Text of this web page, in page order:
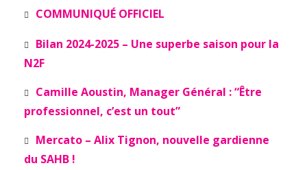
COMMUNIQUÉ OFFICIEL
Bilan 2024-2025 – Une superbe saison pour la
N2F
Camille Aoustin, Manager Général : “Être
professionnel, c’est un tout”
Mercato – Alix Tignon, nouvelle gardienne
du SAHB !